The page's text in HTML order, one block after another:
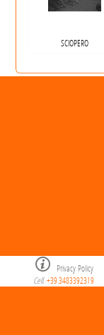
SCIOPERO
Privacy Policy
Cell. +39.3483392319